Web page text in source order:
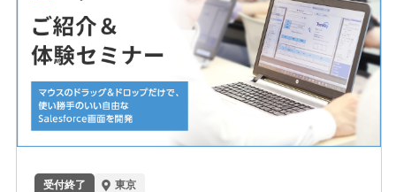
受付終了 東京